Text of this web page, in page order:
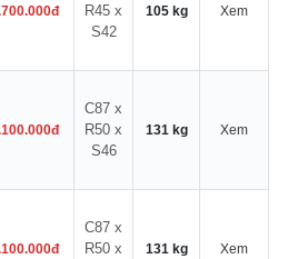
R45 x
S42
105 kg Xem
C87 x
R50 x
S46
131 kg Xem
C87 x
R50 x
131 kg Xem